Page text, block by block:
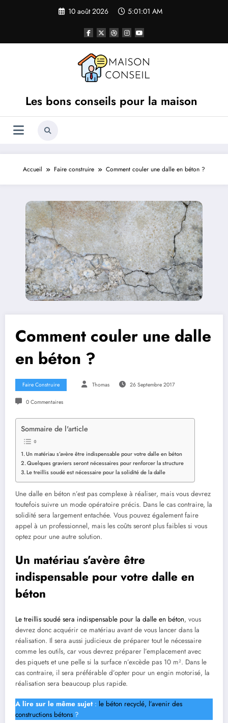
10 août 2026 5:01:01 AM
Les bons conseils pour la maison
Accueil Faire construire Comment couler une dalle en béton ?
Comment couler une dalle
en béton ?
Faire Construire Thomas 26 Septembre 2017
0 Commentaires
Sommaire de l'article
Un matériau s’avère être indispensable pour votre dalle en béton
Quelques graviers seront nécessaires pour renforcer la structure
Le treillis soudé est nécessaire pour la solidité de la dalle
Une dalle en béton n’est pas complexe à réaliser, mais vous devrez
toutefois suivre un mode opératoire précis. Dans le cas contraire, la
solidité sera largement entachée. Vous pouvez également faire
appel à un professionnel, mais les coûts seront plus faibles si vous
optez pour une autre solution.
Un matériau s’avère être
indispensable pour votre dalle en
béton
Le treillis soudé sera indispensable pour la dalle en béton, vous
devrez donc acquérir ce matériau avant de vous lancer dans la
réalisation. Il sera aussi judicieux de préparer tout le nécessaire
comme les outils, car vous devrez préparer l’emplacement avec
des piquets et une pelle si la surface n’excède pas 10 m². Dans le
cas contraire, il sera préférable d’opter pour un engin motorisé, la
réalisation sera beaucoup plus rapide.
A lire sur le même sujet: le béton recyclé, l’avenir des
constructions bétons ?